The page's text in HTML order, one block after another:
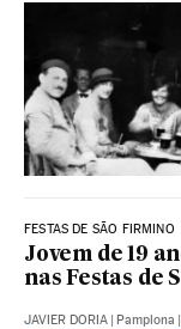
FESTAS DE SÃO FIRMINO
Jovem de 19
nas Festas de
JAVIER DORIA | Pamplona |